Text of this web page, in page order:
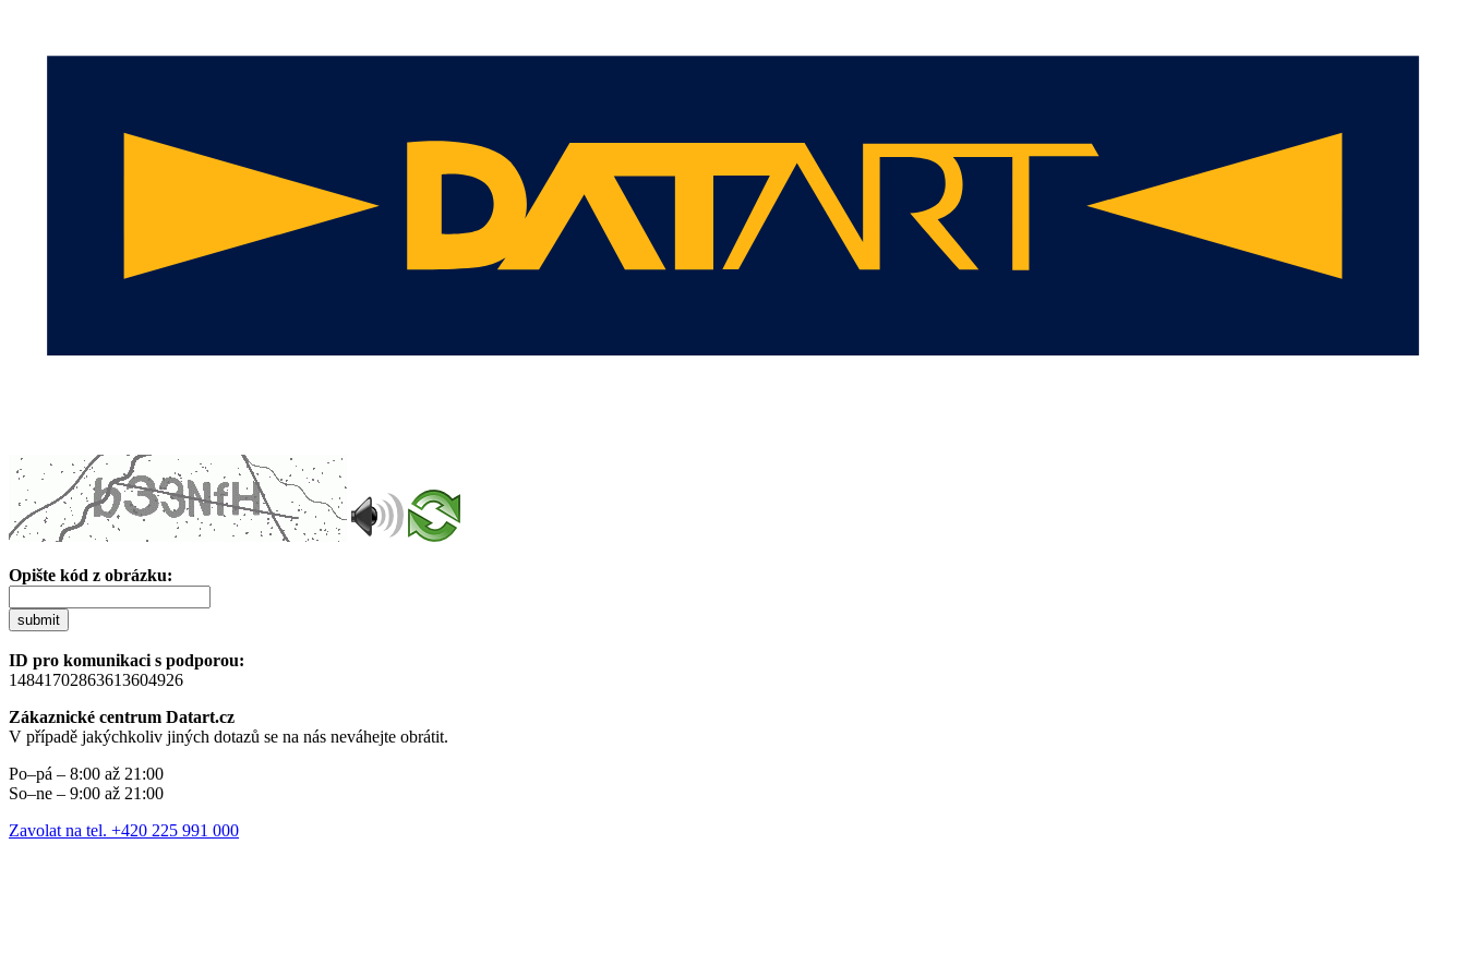
Opište kód z obrázku:
submit
ID pro komunikaci s podporou:
14841702863613604926
Zákaznické centrum Datart.cz
V případě jakýchkoliv jiných dotazů se na nás neváhejte obrátit.
Po–pá – 8:00 až 21:00
So–ne – 9:00 až 21:00
Zavolat na tel. +420 225 991 000